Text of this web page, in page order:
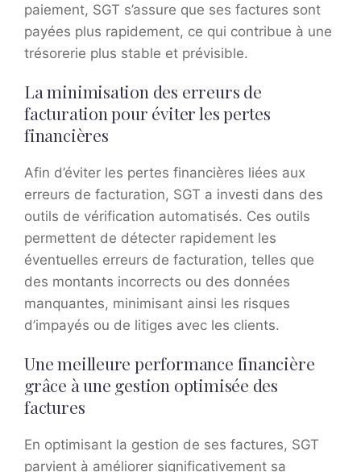
paiement, SGT s’assure que ses factures sont
payées plus rapidement, ce qui contribue à une
trésorerie plus stable et prévisible.
La minimisation des erreurs de
facturation pour éviter les pertes
financières
Afin d’éviter les pertes financières liées aux
erreurs de facturation, SGT a investi dans des
outils de vérification automatisés. Ces outils
permettent de détecter rapidement les
éventuelles erreurs de facturation, telles que
des montants incorrects ou des données
manquantes, minimisant ainsi les risques
d’impayés ou de litiges avec les clients.
Une meilleure performance financière
grâce à une gestion optimisée des
factures
En optimisant la gestion de ses factures, SGT
parvient à améliorer significativement sa